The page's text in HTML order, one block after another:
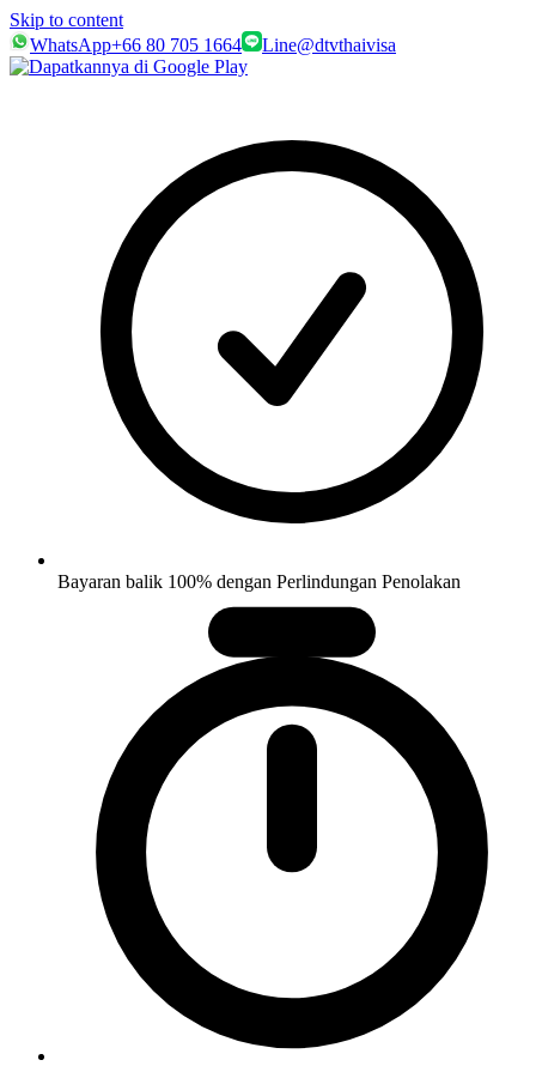
Skip to content
WhatsApp+66 80 705 1664 Line@dtvthaivisa
Bayaran balik 100% dengan Perlindungan Penolakan